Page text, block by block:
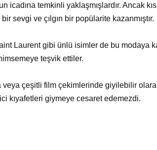
icadına temkinli yaklaşmışlardır. Ancak
sevgi ve çılgın bir popülarite kazanmıştır.
Laurent gibi ünlü isimler de bu modaya
teşvik ettiler.
veya çeşitli film çekimlerinde giyilebilir
kıyafetleri giymeye cesaret edemezdi.